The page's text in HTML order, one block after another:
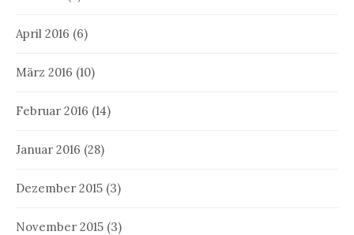
April 2016 (6)
März 2016 (10)
Februar 2016 (14)
Januar 2016 (28)
Dezember 2015 (3)
November 2015 (3)